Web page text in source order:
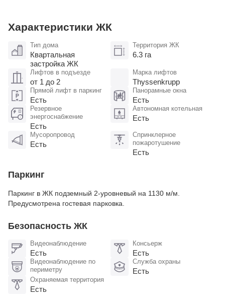
Характеристики ЖК
Тип дома
Квартальная
застройка ЖК
Территория ЖК
6.3 га
Лифтов в подъезде
от 1 до 2
Марка лифтов
Thyssenkrupp
Прямой лифт в паркинг
Есть
Панорамные окна
Есть
Резервное
энергоснабжение
Есть
Автономная котельная
Есть
Мусоропровод
Есть
Спринклерное
пожаротушение
Есть
Паркинг
Паркинг в ЖК подземный 2-уровневый на 1130 м/м.
Предусмотрена гостевая парковка.
Безопасность ЖК
Видеонаблюдение
Есть
Консьерж
Есть
Видеонаблюдение по
периметру
Служба охраны
Есть
Охраняемая территория
Есть